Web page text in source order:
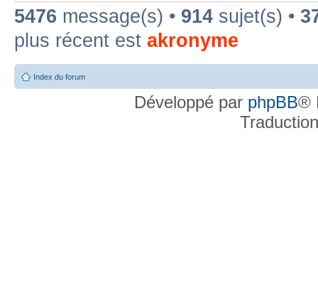
5476 message(s) • 914 sujet(s) •
plus récent est akronyme
Index du forum
Développé par phpBB®